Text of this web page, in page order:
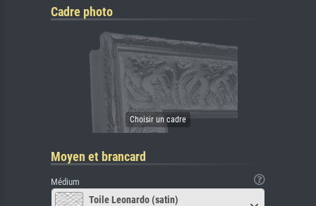
Cadre photo
Moyen et brancard
Médium
Toile Leonardo (satin)